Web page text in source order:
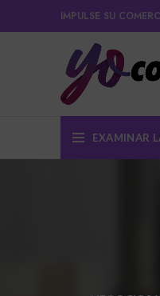
IMPULSE SU
EXAMINAR